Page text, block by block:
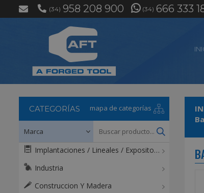
(34) 958 208 900 (34) 666 333
CATEGORÍAS mapa de categorías
Implantaciones / Lineales / Expositores / Mostradores
Industria
Construccion Y Madera